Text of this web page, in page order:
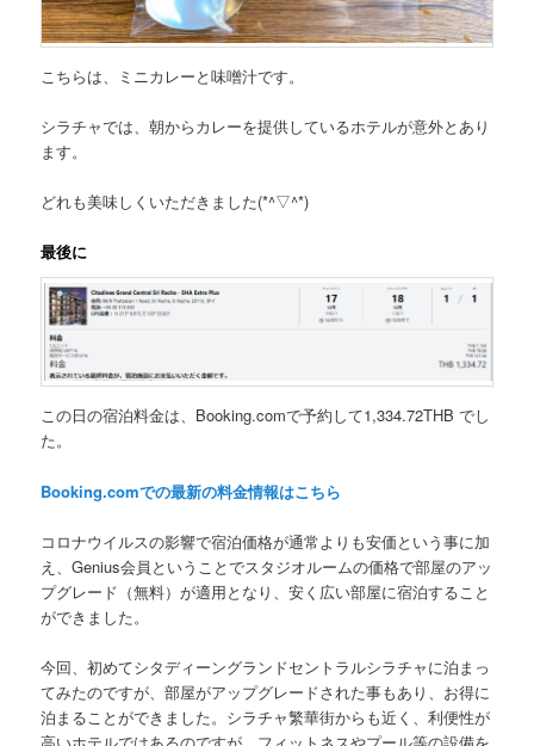
こちらは、ミニカレーと味噌汁です。
シラチャでは、朝からカレーを提供しているホテルが意外とあり
ます。
どれも美味しくいただきました(*^▽^*)
最後に
この日の宿泊料金は、Booking.comで予約して1,334.72THB でし
た。
Booking.comでの最新の料金情報はこちら
コロナウイルスの影響で宿泊価格が通常よりも安価という事に加
え、Genius会員 ということでスタジオルームの価格で部屋のアッ
プグレード（無料）が適用となり、安く広い部屋に宿泊すること
ができました。
今回、初めてシタディーングランドセントラルシラチャに泊まっ
てみたのですが、部屋がアップグレードされた事もあり、お得に
泊まることができました。シラチャ繁華街からも近く、利便性が